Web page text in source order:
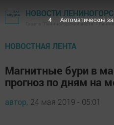
НОВОСТИ
Газета "Лениногорские вести" -
НОВОСТНАЯ ЛЕНТА
Магнитные бури в
прогноз по дням на
автор, 24 мая 2019 - 05:01
3 Автоматическое